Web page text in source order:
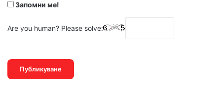
Запомни ме!
Are you human? Please solve: